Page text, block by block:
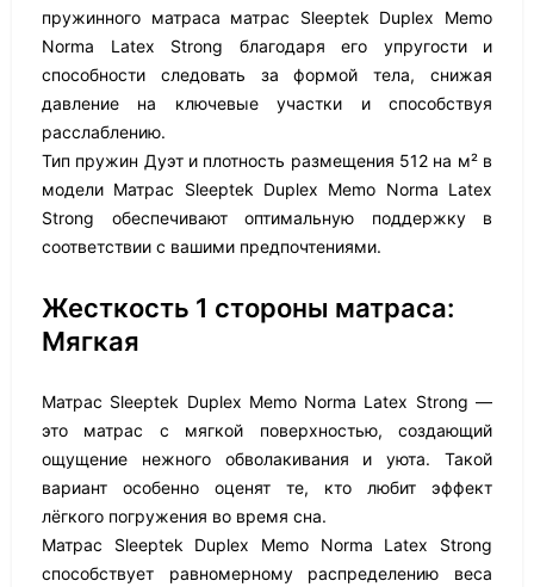
пружинного матраса матрас Sleeptek Duplex Memo
Norma Latex Strong благодаря его упругости и
способности следовать за формой тела, снижая
давление на ключевые участки и способствуя
расслаблению.
Тип пружин Дуэт и плотность размещения 512 на м² в
модели Матрас Sleeptek Duplex Memo Norma Latex
Strong обеспечивают оптимальную поддержку в
соответствии с вашими предпочтениями.
Жесткость 1 стороны матраса:
Мягкая
Матрас Sleeptek Duplex Memo Norma Latex Strong —
это матрас с мягкой поверхностью, создающий
ощущение нежного обволакивания и уюта. Такой
вариант особенно оценят те, кто любит эффект
лёгкого погружения во время сна.
Матрас Sleeptek Duplex Memo Norma Latex Strong
способствует равномерному распределению веса